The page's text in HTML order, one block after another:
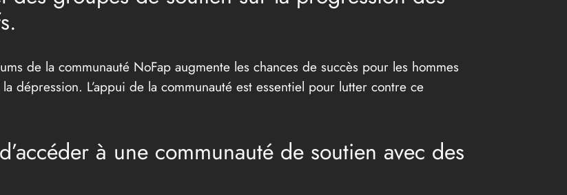
de la communauté NoFap augmente les chances de succès pour les hommes
dépression. L’appui de la communauté est essentiel pour lutter contre ce
à une communauté de soutien avec des